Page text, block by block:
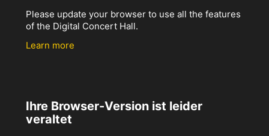
Please update your browser to use all the features
of the Digital Concert Hall.
Learn more
Ihre Browser-Version ist leider
veraltet